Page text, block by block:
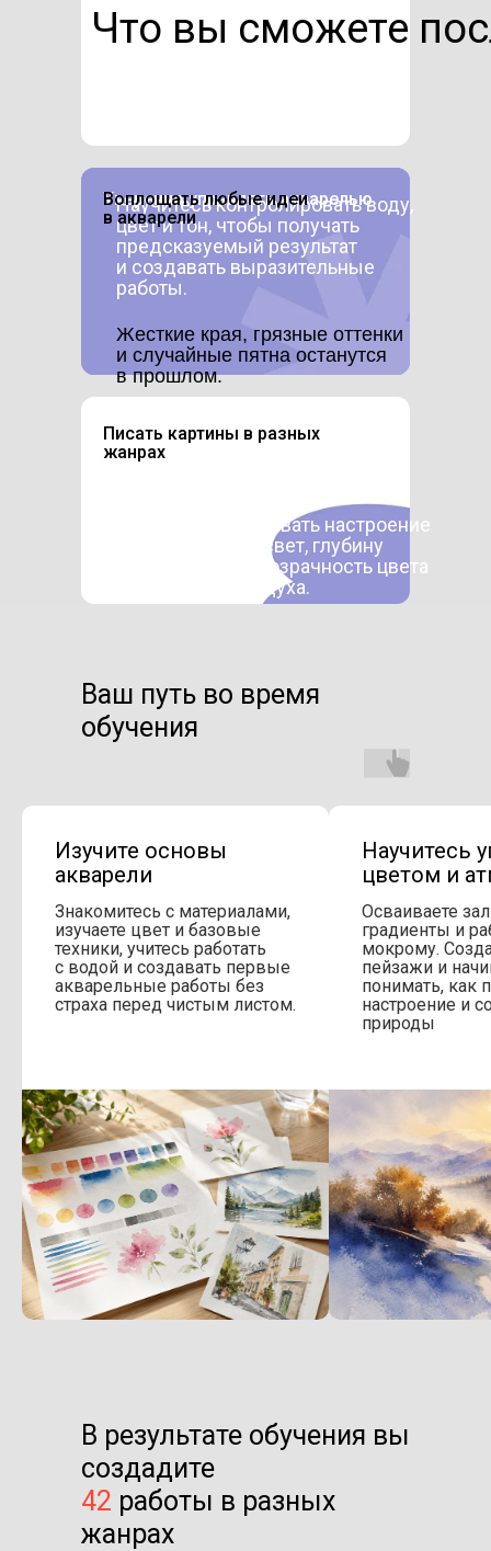
Писать картины в разных
жанрах
Научитесь передавать настроение
сюжета: мягкий свет, глубину
пространства, прозрачность цвета
и ощущение воздуха.
Делать работы живыми
и выразительными
Научитесь контролировать воду,
цвет и тон, чтобы получать
предсказуемый результат
и создавать выразительные
работы.
Уверенно управлять акварелью
Воплощать любые идеи
в акварели
Что вы сможете
Жесткие края, грязные оттенки
и случайные пятна останутся
в прошлом.
Ваш путь во время
обучения
Научитесь управлять
цветом и атмосферой
Осваиваете заливки,
градиенты и работу по-
мокрому. Создаёте первые
пейзажи и начинаете
понимать, как передавать
настроение и состояние
более
и
фактуры и
делая
В результате обучения вы
создадите
42 работы в разных
жанрах